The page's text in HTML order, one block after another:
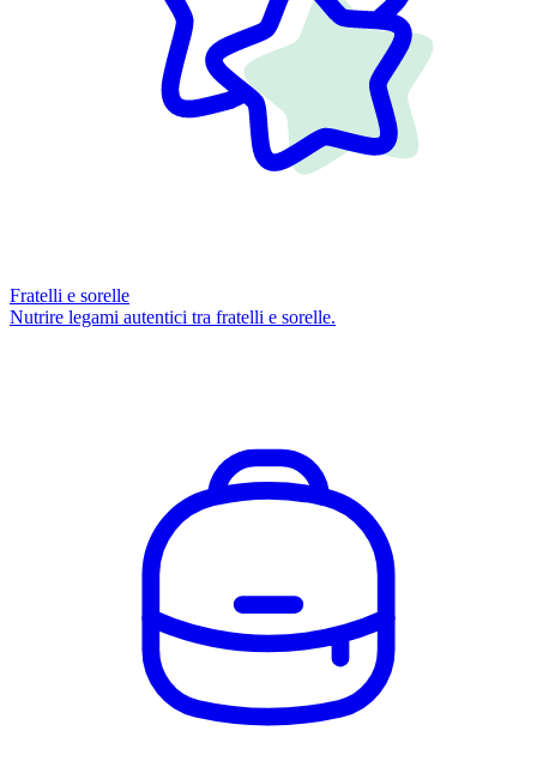
Fratelli e sorelle
Nutrire legami autentici tra fratelli e sorelle.